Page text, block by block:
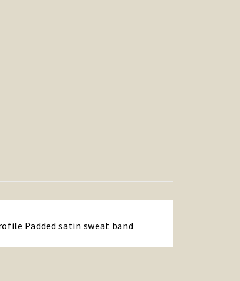
Padded satin sweat band